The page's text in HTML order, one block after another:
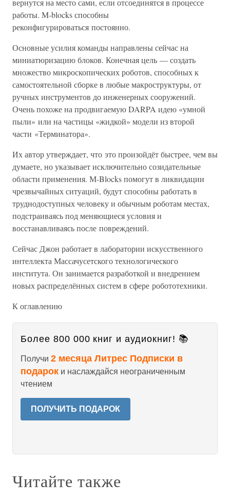
вернутся на место сами, если отсоединятся в процессе
работы. M-blocks способны
реконфигурироваться постоянно.
Основные усилия команды направлены сейчас на
миниатюризацию блоков. Конечная цель — создать
множество микроскопических роботов, способных к
самостоятельной сборке в любые макроструктуры, от
ручных инструментов до инженерных сооружений.
Очень похоже на продвигаемую DARPA идею «умной
пыли» или на частицы «жидкой» модели из второй
части «Терминатора».
Их автор утверждает, что это произойдёт быстрее, чем вы
думаете, но указывает исключительно созидательные
области применения. М-Blocks помогут в ликвидации
чрезвычайных ситуаций, будут способны работать в
труднодоступных человеку и обычным роботам местах,
подстраиваясь под меняющиеся условия и
восстанавливаясь после повреждений.
Сейчас Джон работает в лаборатории искусственного
интеллекта Массачусетского технологического
института. Он занимается разработкой и внедрением
новых распределённых систем в сфере робототехники.
К оглавлению
Более 800 000 книг и аудиокниг! 📚
Получи 2 месяца Литрес Подписки в
подарок и наслаждайся неограниченным
чтением
ПОЛУЧИТЬ ПОДАРОК
Читайте также